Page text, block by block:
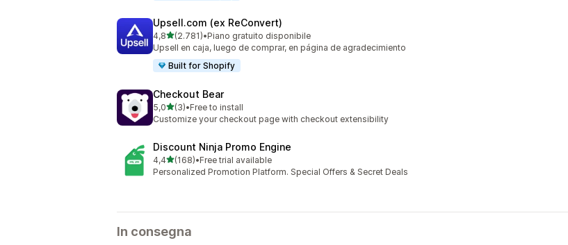
Upsell.com (ex ReConvert)
4,8stelle su 5
(2.781)
2781 recensioni totali
•Piano gratuito disponibile
Upsell en caja, luego de comprar, en página de agradecimiento
Built for Shopify
Checkout Bear
5,0stelle su 5
(3)
3 recensioni totali
•Free to install
Customize your checkout page with checkout extensibility
Discount Ninja Promo Engine
4,4stelle su 5
(168)
168 recensioni totali
•Free trial available
Personalized Promotion Platform. Special Offers & Secret Deals
In consegna